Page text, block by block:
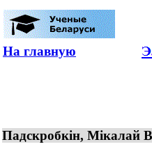
На главную
Падскробкін, Мікалай